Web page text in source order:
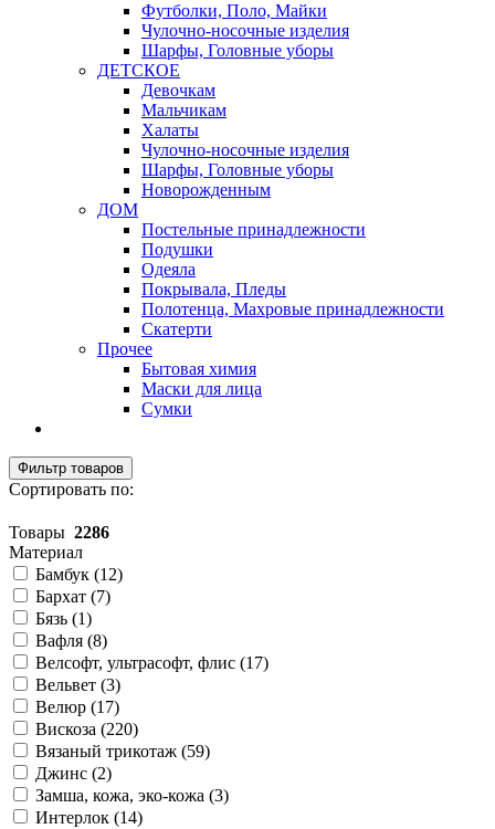
Футболки, Поло, Майки
Чулочно-носочные изделия
Шарфы, Головные уборы
ДЕТСКОЕ
Девочкам
Мальчикам
Халаты
Чулочно-носочные изделия
Шарфы, Головные уборы
Новорожденным
ДОМ
Постельные принадлежности
Подушки
Одеяла
Покрывала, Пледы
Полотенца, Махровые принадлежности
Скатерти
Прочее
Бытовая химия
Маски для лица
Сумки
Фильтр товаров
Сортировать по:
Товары 2286
Материал
Бамбук (12)
Бархат (7)
Бязь (1)
Вафля (8)
Велсофт, ультрасофт, флис (17)
Вельвет (3)
Велюр (17)
Вискоза (220)
Вязаный трикотаж (59)
Джинс (2)
Замша, кожа, эко-кожа (3)
Интерлок (14)